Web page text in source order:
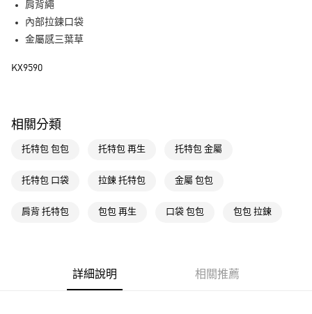
每筆NT$80，滿NT$1,500(含以上)免運費
每筆NT$80，滿NT$1,500(含以上)免運費
萊爾富取貨付款
付款後萊爾富取貨
每筆NT$80，滿NT$1,500(含以上)免運費
付款後7-11取貨
肩背繩
內部拉鍊口袋
金屬感三葉草
KX9590
相關分類
托特包 包包 托特包 再生 托特包 金屬
托特包 口袋 拉鍊 托特包 金屬 包包
肩背 托特包 包包 再生 口袋 包包 包包 拉鍊
詳細說明 相關推薦